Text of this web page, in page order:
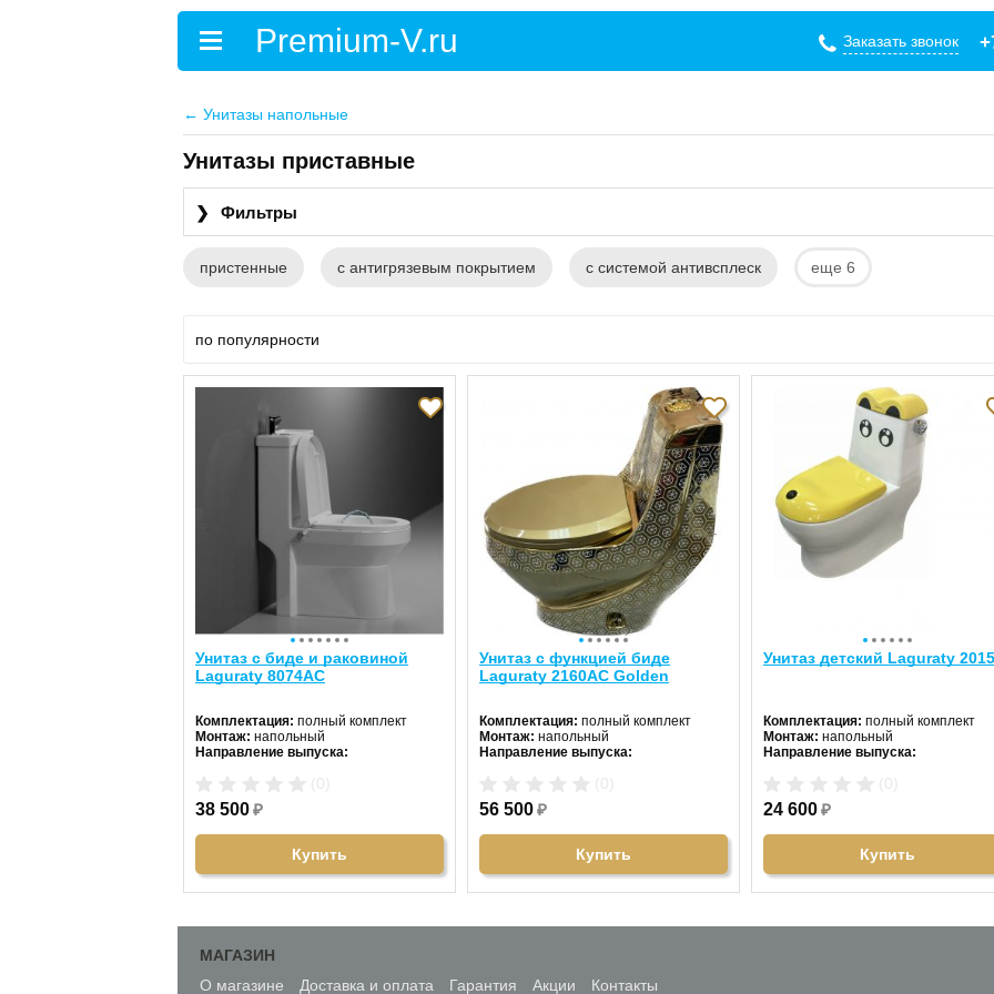
Заказать звонок
← Унитазы напольные
Унитазы приставные
❯ Фильтры
пристенные с антигрязевым покрытием с системой антивсплеск еще 6
по популярности
Унитаз с биде и раковиной
Laguraty 8074AC
Комплектация: полный комплект
Монтаж: напольный
Направление выпуска:
Длина: 70 см
Ширина: 36 см
38 500₽
Купить
Унитаз с функцией биде
Laguraty 2160AС Golden
Комплектация: полный комплект
Монтаж: напольный
Направление выпуска:
Длина: 75 см
Ширина: 39 см
56 500₽
Купить
Унитаз детский Laguraty 2015
Комплектация: полный комплект
Монтаж: напольный
Направление выпуска:
Длина: 54 см
Ширина: 24 см
24 600₽
Купить
МАГАЗИН
О магазине
Доставка и оплата Гарантия Акции Контакты